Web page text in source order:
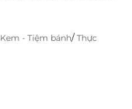
Kem - Tiệm bánh/Thực